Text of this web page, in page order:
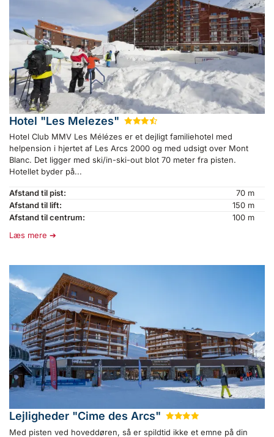
Hotel "Les Melezes" ★★★
Hotel Club MMV Les Mélézes er et dejligt familiehotel med
helpension i hjertet af Les Arcs 2000 og med udsigt over Mont
Blanc. Det ligger med ski/in-ski-out blot 70 meter fra pisten.
Hotellet byder på...
Afstand til pist:
70 m
Afstand til lift:
150 m
Afstand til centrum:
100 m
Læs mere
Lejligheder "Cime des Arcs" ★★★
Med pisten ved hoveddøren, så er spildtid ikke et emne på din